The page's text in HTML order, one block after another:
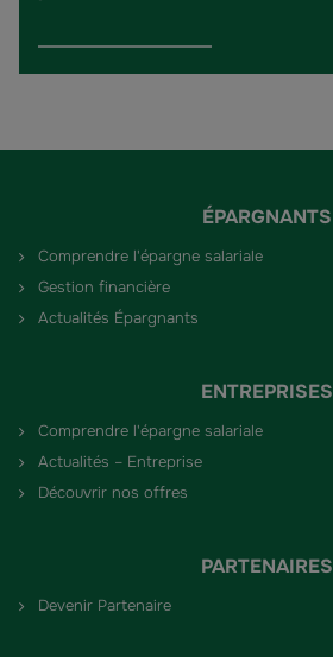
ÉPARGNANTS
Comprendre l'épargne salariale
Gestion financière
Actualités Épargnants
ENTREPRISES
Comprendre l'épargne salariale
Actualités – Entreprise
Découvrir nos offres
PARTENAIRES
Devenir Partenaire